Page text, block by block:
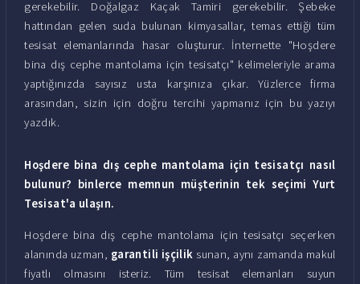
gerekebilir. Doğalgaz Kaçak Tamiri gerekebilir. Şebeke
hattından gelen suda bulunan kimyasallar, temas ettiği tüm
tesisat elemanlarında hasar oluşturur. İnternette "Hoşdere
bina dış cephe mantolama için tesisatçı" kelimeleriyle arama
yaptığınızda sayısız usta karşınıza çıkar. Yüzlerce firma
arasından, sizin için doğru tercihi yapmanız için bu yazıyı
yazdık.
Hoşdere bina dış cephe mantolama için tesisatçı nasıl
bulunur? binlerce memnun müşterinin tek seçimi Yurt
Tesisat'a ulaşın.
Hoşdere bina dış cephe mantolama için tesisatçı seçerken
alanında uzman, garantili işçilik sunan, aynı zamanda makul
fiyatlı olmasını isteriz. Tüm tesisat elemanları suyun